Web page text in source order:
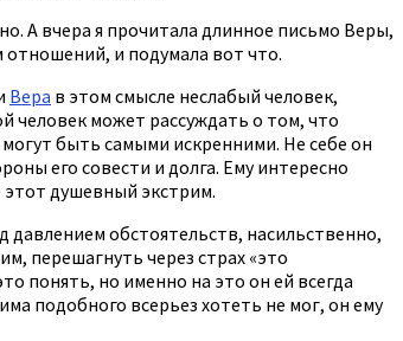
А вчера я прочитала длинное письмо Веры,
отношений, и подумала вот что.
Вера в этом смысле неслабый человек,
человек может рассуждать о том, что
быть самыми искренними. Не себе он
его совести и долга. Ему интересно
этот душевный экстрим.
давлением обстоятельств, насильственно,
перешагнуть через страх «это
понять, но именно на это он ей всегда
подобного всерьез хотеть не мог, он ему